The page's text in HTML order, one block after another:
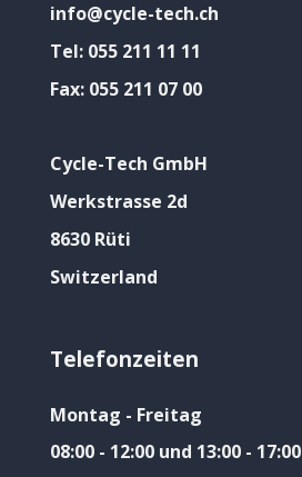
info@cycle-tech.ch
Tel: 055 211 11 11
Fax: 055 211 07 00
Cycle-Tech GmbH
Werkstrasse 2d
8630 Rüti
Switzerland
Telefonzeiten
Montag - Freitag
08:00 - 12:00 und 13:00 - 17:00